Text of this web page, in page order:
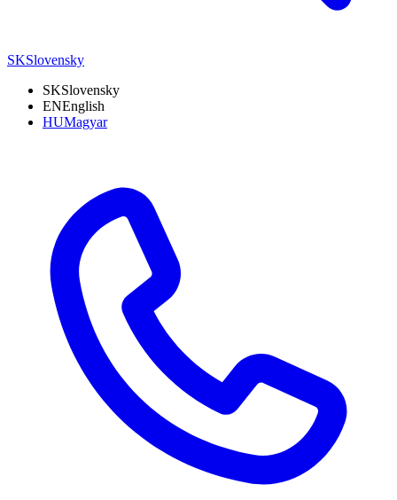
SKSlovensky
SKSlovensky
ENEnglish
HUMagyar